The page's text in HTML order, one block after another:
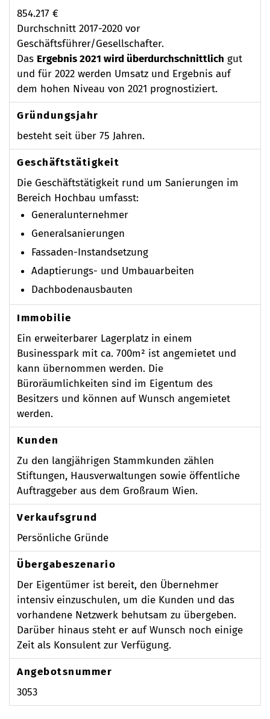
854.217 €
Durchschnitt 2017-2020 vor
Geschäftsführer/Gesellschafter.
Das Ergebnis 2021 wird überdurchschnittlich gut
und für 2022 werden Umsatz und Ergebnis auf
dem hohen Niveau von 2021 prognostiziert.
Gründungsjahr
besteht seit über 75 Jahren.
Geschäftstätigkeit
Die Geschäftstätigkeit rund um Sanierungen im
Bereich Hochbau umfasst:
Generalunternehmer
Generalsanierungen
Fassaden-Instandsetzung
Adaptierungs- und Umbauarbeiten
Dachbodenausbauten
Immobilie
Ein erweiterbarer Lagerplatz in einem
Businesspark mit ca. 700m² ist angemietet und
kann übernommen werden. Die
Büroräumlichkeiten sind im Eigentum des
Besitzers und können auf Wunsch angemietet
werden.
Kunden
Zu den langjährigen Stammkunden zählen
Stiftungen, Hausverwaltungen sowie öffentliche
Auftraggeber aus dem Großraum Wien.
Verkaufsgrund
Persönliche Gründe
Übergabeszenario
Der Eigentümer ist bereit, den Übernehmer
intensiv einzuschulen, um die Kunden und das
vorhandene Netzwerk behutsam zu übergeben.
Darüber hinaus steht er auf Wunsch noch einige
Zeit als Konsulent zur Verfügung.
Angebotsnummer
3053